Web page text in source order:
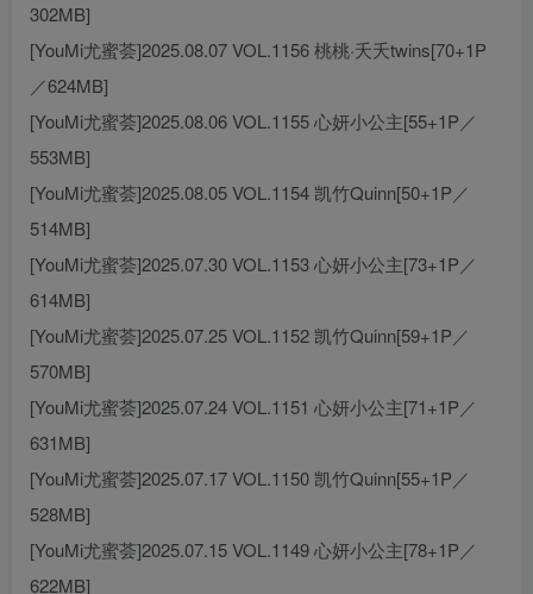
302MB]
[YouMi尤蜜荟]2025.08.07 VOL.1156 桃桃·夭夭twins[70+1P
／624MB]
[YouMi尤蜜荟]2025.08.06 VOL.1155 心妍小公主[55+1P／
553MB]
[YouMi尤蜜荟]2025.08.05 VOL.1154 凯竹Quinn[50+1P／
514MB]
[YouMi尤蜜荟]2025.07.30 VOL.1153 心妍小公主[73+1P／
614MB]
[YouMi尤蜜荟]2025.07.25 VOL.1152 凯竹Quinn[59+1P／
570MB]
[YouMi尤蜜荟]2025.07.24 VOL.1151 心妍小公主[71+1P／
631MB]
[YouMi尤蜜荟]2025.07.17 VOL.1150 凯竹Quinn[55+1P／
528MB]
[YouMi尤蜜荟]2025.07.15 VOL.1149 心妍小公主[78+1P／
622MB]